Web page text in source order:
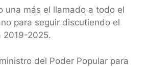
una más el llamado a todo el
para seguir discutiendo el
2019-2025.
del Poder Popular para